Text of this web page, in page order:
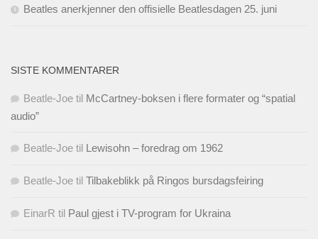
Beatles anerkjenner den offisielle Beatlesdagen 25. juni
SISTE KOMMENTARER
Beatle-Joe til McCartney-boksen i flere formater og “spatial
audio”
Beatle-Joe til Lewisohn – foredrag om 1962
Beatle-Joe til Tilbakeblikk på Ringos bursdagsfeiring
EinarR til Paul gjest i TV-program for Ukraina